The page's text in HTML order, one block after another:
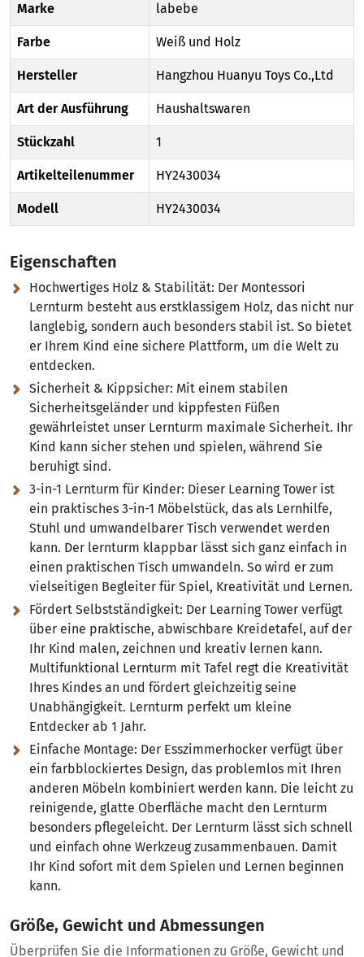
Marke labebe
Farbe Weiß und Holz
Hersteller Hangzhou Huanyu Toys Co.,Ltd
Art der Ausführung Haushaltswaren
Stückzahl 1
Artikelteilenummer HY2430034
Modell HY2430034
Eigenschaften
Hochwertiges Holz & Stabilität: Der Montessori
Lernturm besteht aus erstklassigem Holz, das nicht nur
langlebig, sondern auch besonders stabil ist. So bietet
er Ihrem Kind eine sichere Plattform, um die Welt zu
entdecken.
Sicherheit & Kippsicher: Mit einem stabilen
Sicherheitsgeländer und kippfesten Füßen
gewährleistet unser Lernturm maximale Sicherheit. Ihr
Kind kann sicher stehen und spielen, während Sie
beruhigt sind.
3-in-1 Lernturm für Kinder: Dieser Learning Tower ist
ein praktisches 3-in-1 Möbelstück, das als Lernhilfe,
Stuhl und umwandelbarer Tisch verwendet werden
kann. Der lernturm klappbar lässt sich ganz einfach in
einen praktischen Tisch umwandeln. So wird er zum
vielseitigen Begleiter für Spiel, Kreativität und Lernen.
Fördert Selbstständigkeit: Der Learning Tower verfügt
über eine praktische, abwischbare Kreidetafel, auf der
Ihr Kind malen, zeichnen und kreativ lernen kann.
Multifunktional Lernturm mit Tafel regt die Kreativität
Ihres Kindes an und fördert gleichzeitig seine
Unabhängigkeit. Lernturm perfekt um kleine
Entdecker ab 1 Jahr.
Einfache Montage: Der Esszimmerhocker verfügt über
ein farbblockiertes Design, das problemlos mit Ihren
anderen Möbeln kombiniert werden kann. Die leicht zu
reinigende, glatte Oberfläche macht den Lernturm
besonders pflegeleicht. Der Lernturm lässt sich schnell
und einfach ohne Werkzeug zusammenbauen. Damit
Ihr Kind sofort mit dem Spielen und Lernen beginnen
kann.
Größe, Gewicht und Abmessungen
Überprüfen Sie die Informationen zu Größe, Gewicht und